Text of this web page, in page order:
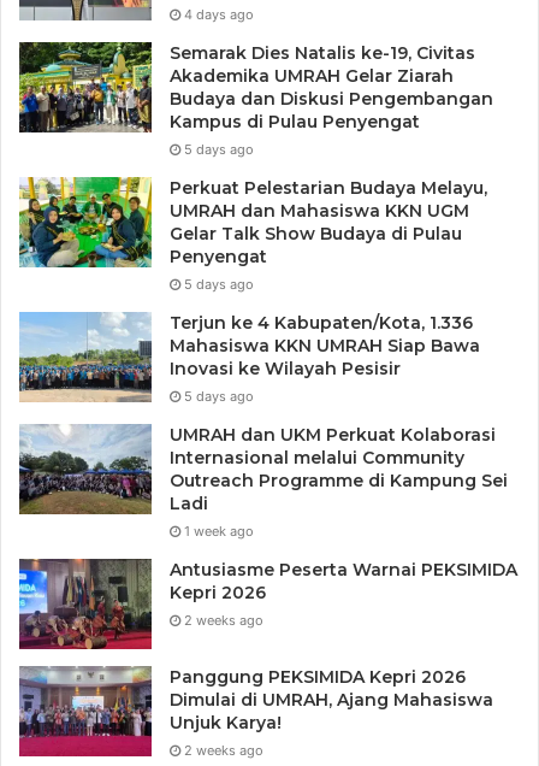
4 days ago
Semarak Dies Natalis ke-19, Civitas
Akademika UMRAH Gelar Ziarah
Budaya dan Diskusi Pengembangan
Kampus di Pulau Penyengat
5 days ago
Perkuat Pelestarian Budaya Melayu,
UMRAH dan Mahasiswa KKN UGM
Gelar Talk Show Budaya di Pulau
Penyengat
5 days ago
Terjun ke 4 Kabupaten/Kota, 1.336
Mahasiswa KKN UMRAH Siap Bawa
Inovasi ke Wilayah Pesisir
5 days ago
UMRAH dan UKM Perkuat Kolaborasi
Internasional melalui Community
Outreach Programme di Kampung Sei
Ladi
1 week ago
Antusiasme Peserta Warnai PEKSIMIDA
Kepri 2026
2 weeks ago
Panggung PEKSIMIDA Kepri 2026
Dimulai di UMRAH, Ajang Mahasiswa
Unjuk Karya!
2 weeks ago